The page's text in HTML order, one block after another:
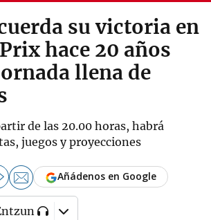
su victoria en
hace 20 años
llena de
de las 20.00 horas, habrá
juegos y proyecciones
Añádenos en Google